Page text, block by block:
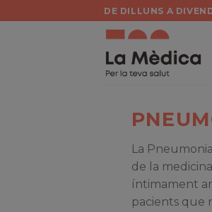
to
DE DILLUNS A
La
de la
íntimament
pacients que